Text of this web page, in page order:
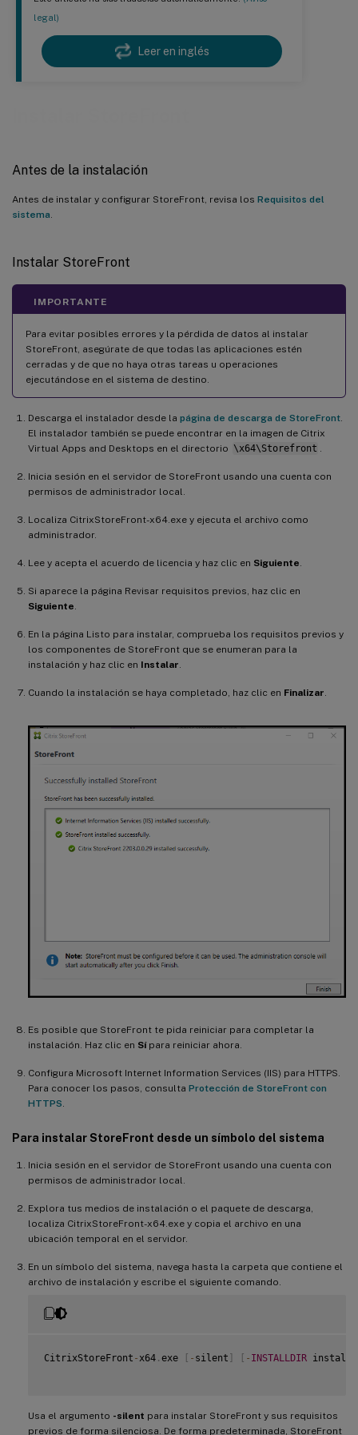
legal)
Leer en inglés
Antes de la instalación
Antes de instalar y configurar StoreFront, revisa los Requisitos del
sistema
Instalar StoreFront
IMPORTANTE
Para evitar posibles errores y la pérdida de datos al instalar
StoreFront, asegúrate de que todas las aplicaciones estén
cerradas y de que no haya otras tareas u operaciones
ejecutándose en el sistema de destino.
Descarga el instalador desde la página de descarga de StoreFront
El instalador también se puede encontrar en la imagen de Citrix
Virtual Apps and Desktops en el directorio \x64\Storefront
Inicia sesión en el servidor de StoreFront usando una cuenta con
permisos de administrador local.
Localiza CitrixStoreFront-x64.exe y ejecuta el archivo como
administrador.
Lee y acepta el acuerdo de licencia y haz clic en Siguiente
Si aparece la página Revisar requisitos previos, haz clic en
Siguiente
En la página Listo para instalar, comprueba los requisitos previos y
los componentes de StoreFront que se enumeran para la
instalación y haz clic en Instalar
Cuando la instalación se haya completado, haz clic en Finalizar
Es posible que StoreFront te pida reiniciar para completar la
instalación. Haz clic en Sípara reiniciar ahora.
Configura Microsoft Internet Information Services (IIS) para HTTPS.
Para conocer los pasos, consulta Protección de StoreFront con
HTTPS
Para instalar StoreFront desde un símbolo del sistema
Inicia sesión en el servidor de StoreFront usando una cuenta con
permisos de administrador local.
Explora tus medios de instalación o el paquete de descarga,
localiza CitrixStoreFront-x64.exe y copia el archivo en una
ubicación temporal en el servidor.
En un símbolo del sistema, navega hasta la carpeta que contiene el
archivo de instalación y escribe el siguiente comando.
CitrixStoreFront - x64 . exe [ - silent ] [ - INSTALLDIR
Usa el argumento -silent para instalar StoreFront y sus requisitos
previos de forma silenciosa. De forma predeterminada, StoreFront